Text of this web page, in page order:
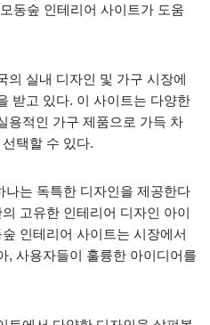
동숲 인테리어 사이트가 도움
의 실내 디자인 및 가구 시장에
받고 있다. 이 사이트는 다양한
용적인 가구 제품으로 가득 차
택할 수 있다.
나는 독특한 디자인을 제공한다
고유한 인테리어 디자인 아이
인테리어 사이트는 시장에서
, 사용자들이 훌륭한 아이디어를